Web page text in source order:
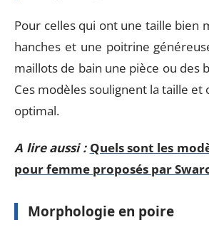
Pour celles qui ont une taille bien
hanches et une poitrine
maillots de bain une pièce ou des
Ces modèles soulignent la taille
optimal.
A lire aussi : Quels sont les
pour femme proposés par
Morphologie en poire